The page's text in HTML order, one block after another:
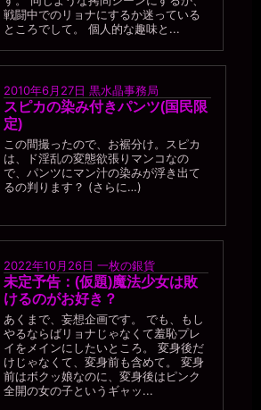
戦闘中でのリョナにするか迷っている
ところでして。 個人的な趣味と...
2010年6月27日 黒水晶事務局
スピカの染み付きパンツ(国民限
定)
この間撮ったので、お裾分け。スピカ
は、ド淫乱の変態欲張りマンコなの
で、パンツにマン汁の染みが浮き出て
るの判ります？ (さらに…)
2022年10月26日 一枚の銀貨
未定予告：(仮題)魔法少女は敗
けるのがお好き？
あくまで、妄想企画です。 でも、もし
やるならばリョナじゃなくて羞恥プレ
イをメインにしたいところ。 変身後だ
けじゃなくて、変身前も含めて。 変身
前はボクッ娘なのに、変身後はピンク
全開の女の子というギャッ...